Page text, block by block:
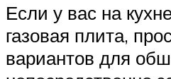
Если у вас на
газовая плита,
вариантов для